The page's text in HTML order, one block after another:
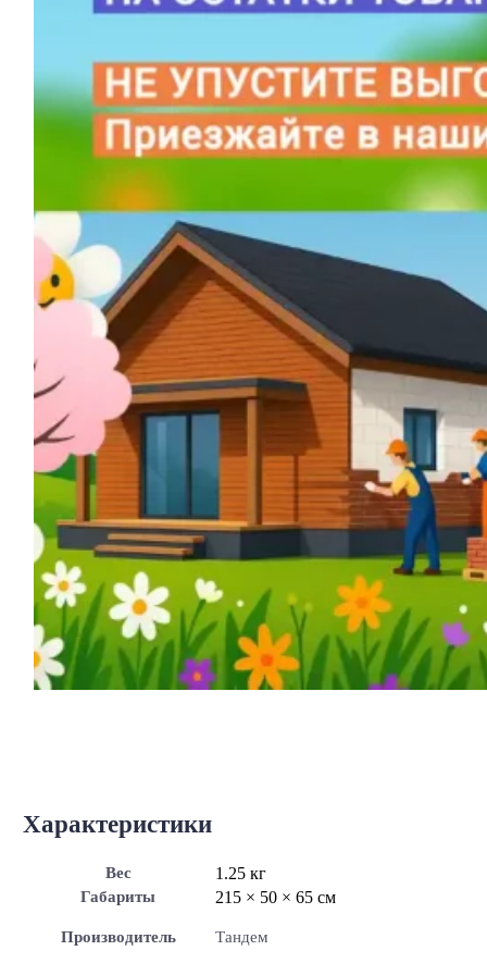
Характеристики
Вес 1.25 кг
Габариты 215 × 50 × 65 см
Производитель Тандем